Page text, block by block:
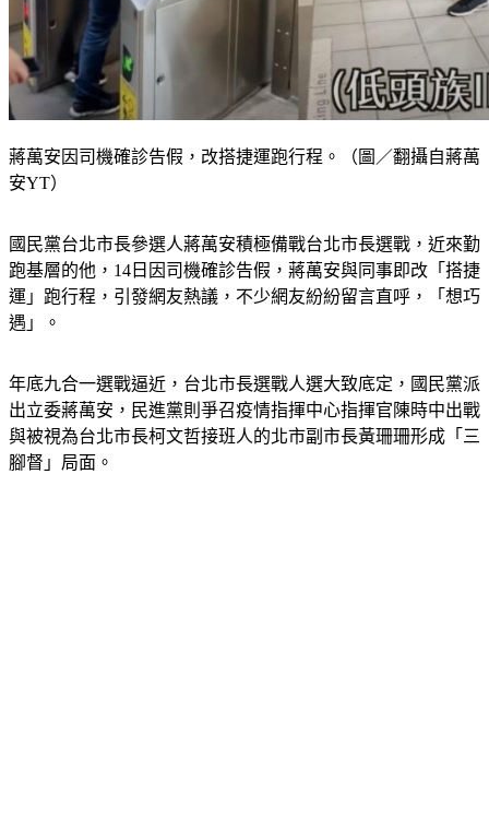
蔣萬安因司機確診告假，改搭捷運跑行程。（圖／翻攝自蔣萬
安YT）
國民黨台北市長參選人蔣萬安積極備戰台北市長選戰，近來勤
跑基層的他，14日因司機確診告假，蔣萬安與同事即改「搭捷
運」跑行程，引發網友熱議，不少網友紛紛留言直呼，「想巧
遇」。
年底九合一選戰逼近，台北市長選戰人選大致底定，國民黨派
出立委蔣萬安，民進黨則爭召疫情指揮中心指揮官陳時中出戰
與被視為台北市長柯文哲接班人的北市副市長黃珊珊形成「三
腳督」局面。